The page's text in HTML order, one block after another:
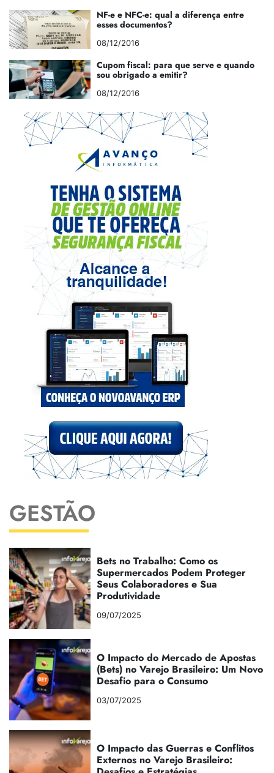
NF-e e NFC-e: qual a diferença entre
esses documentos?
08/12/2016
Cupom fiscal: para que serve e quando
sou obrigado a emitir?
08/12/2016
GESTÃO
Bets no Trabalho: Como os
Supermercados Podem Proteger
Seus Colaboradores e Sua
Produtividade
09/07/2025
O Impacto do Mercado de Apostas
(Bets) no Varejo Brasileiro: Um Novo
Desafio para o Consumo
03/07/2025
O Impacto das Guerras e Conflitos
Externos no Varejo Brasileiro: